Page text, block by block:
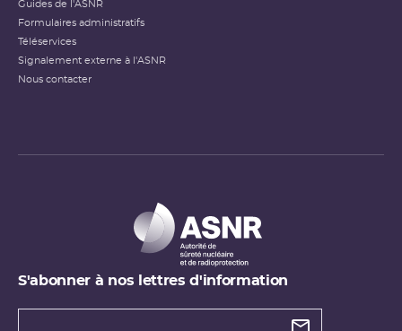
Guides de l'ASNR
Formulaires administratifs
Téléservices
Signalement externe à l'ASNR
Nous contacter
S'abonner à nos lettres d'information
Types de